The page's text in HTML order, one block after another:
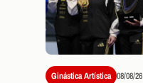
Ginástica Artística 08/08/26